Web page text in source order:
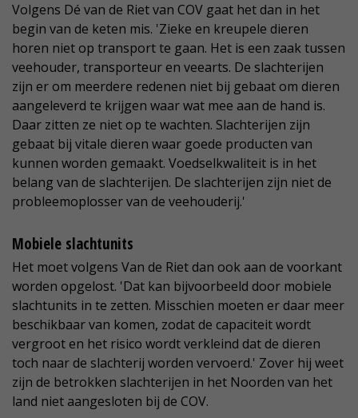
Volgens Dé van de Riet van COV gaat het dan in het
begin van de keten mis. 'Zieke en kreupele dieren
horen niet op transport te gaan. Het is een zaak tussen
veehouder, transporteur en veearts. De slachterijen
zijn er om meerdere redenen niet bij gebaat om dieren
aangeleverd te krijgen waar wat mee aan de hand is.
Daar zitten ze niet op te wachten. Slachterijen zijn
gebaat bij vitale dieren waar goede producten van
kunnen worden gemaakt. Voedselkwaliteit is in het
belang van de slachterijen. De slachterijen zijn niet de
probleemoplosser van de veehouderij.'
Mobiele slachtunits
Het moet volgens Van de Riet dan ook aan de voorkant
worden opgelost. 'Dat kan bijvoorbeeld door mobiele
slachtunits in te zetten. Misschien moeten er daar meer
beschikbaar van komen, zodat de capaciteit wordt
vergroot en het risico wordt verkleind dat de dieren
toch naar de slachterij worden vervoerd.' Zover hij weet
zijn de betrokken slachterijen in het Noorden van het
land niet aangesloten bij de COV.